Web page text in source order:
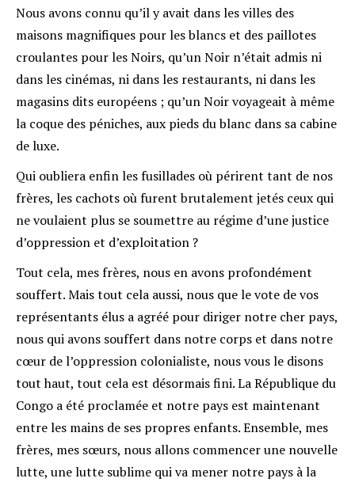
Nous avons connu qu’il y avait dans les villes des
maisons magnifiques pour les blancs et des paillotes
croulantes pour les Noirs, qu’un Noir n’était admis ni
dans les cinémas, ni dans les restaurants, ni dans les
magasins dits européens ; qu’un Noir voyageait à même
la coque des péniches, aux pieds du blanc dans sa cabine
de luxe.
Qui oubliera enfin les fusillades où périrent tant de nos
frères, les cachots où furent brutalement jetés ceux qui
ne voulaient plus se soumettre au régime d’une justice
d’oppression et d’exploitation ?
Tout cela, mes frères, nous en avons profondément
souffert. Mais tout cela aussi, nous que le vote de vos
représentants élus a agréé pour diriger notre cher pays,
nous qui avons souffert dans notre corps et dans notre
cœur de l’oppression colonialiste, nous vous le disons
tout haut, tout cela est désormais fini. La République du
Congo a été proclamée et notre pays est maintenant
entre les mains de ses propres enfants. Ensemble, mes
frères, mes sœurs, nous allons commencer une nouvelle
lutte, une lutte sublime qui va mener notre pays à la